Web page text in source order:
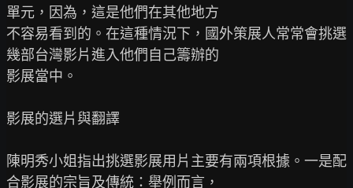
單元，因為，這是他們在其他地方
不容易看到的。在這種情況下，國外策展人常常會挑選
幾部台灣影片進入他們自己籌辦的
影展當中。
影展的選片與翻譯
陳明秀小姐指出挑選影展用片主要有兩項根據。一是配
合影展的宗旨及傳統：舉例而言，